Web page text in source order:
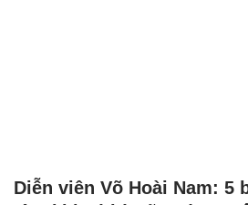
Diễn viên Võ Hoài Nam: 5